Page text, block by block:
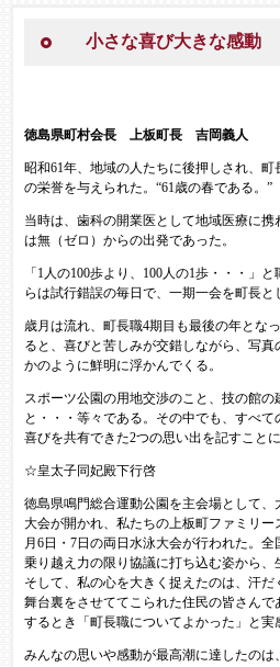
小さな喜び大きな感動
徳島県町村会長 上板町長 吉岡義人
昭和61年、地域の人たちに後押しされ、
の栄誉を与えられた。“61歳の春である。”
当時は、歯科の開業医として地域医療に
は無（ゼロ）からの出発であった。
「1人の100歩より、100人の1歩・・・」
らは試行錯誤の毎日で、一期一会を町長と
歳月は流れ、町長職4期目も最後の年とな
ると、喜びと苦しみが交錯しながら、写
かのように鮮明に浮かんでくる。
スポーツ公園の用地交渉のこと、技の館
と・・・等々である。その中でも、すべ
喜びを共有できた2つの思い出を記すことに
☆皇太子同妃殿下行啓
徳島県鳴門総合運動公園を主会場として、
大会が開かれ、私たちの上板町ファミリー
月6日・7日の両日水泳大会が行われた。
乗り越え力の限り協議に打ち込む姿から、
そして、私の心を大きく捉えたのは、汗
舞台裏をさせててこられた住民の皆さん
するとき「町長職についてよかった」と実
みんなの思いや感動が最高潮に達したの